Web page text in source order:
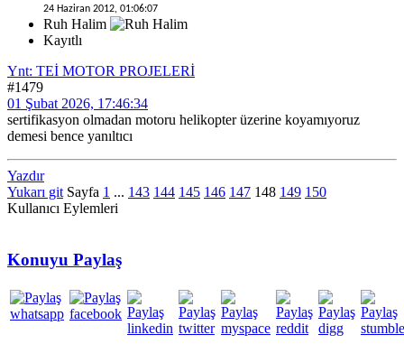
24 Haziran 2012, 01:06:07
Ruh Halim
Kayıtlı
Ynt: TEİ MOTOR PROJELERİ
#1479
01 Şubat 2026, 17:46:34
sertifikasyon olmadan motoru helikopter üzerine koyamıyoruz
demesi bence yanıltıcı
Yazdır
Yukarı git Sayfa 1 ... 143 144 145 146 147 148 149 150
Kullanıcı Eylemleri
Konuyu Paylaş